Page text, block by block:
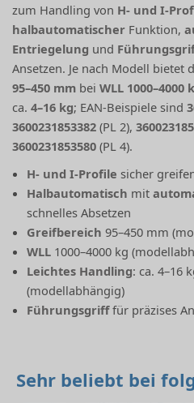
zum Handling von H- und I-
halbautomatischer Funktion,
Entriegelung und
Ansetzen. Je nach Modell bietet
95–450 mm beiWLL 1000–4000
ca.4–16 kg; EAN-Beispiele sind
3600231853382 (PL 2),
3600231853580 (PL 4).
H- und I-Profile sicher
Halbautomatisch mit
schnelles Absetzen
Greifbereich 95–450 mm
WLL 1000–4000 kg
Leichtes Handling: ca. 4–16
(modellabhängig)
Führungsgrifffür präzises
Sehr beliebt bei